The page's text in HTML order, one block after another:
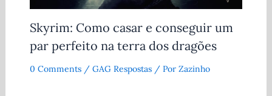
Skyrim: Como casar e conseguir um
par perfeito na terra dos dragões
0 Comments / GAG Respostas/ Por Zazinho